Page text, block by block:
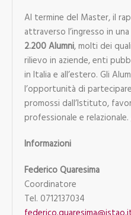
Al termine del Master, il
attraverso l’ingresso in
2.200 Alumni, molti dei
rilievo in aziende, enti
in Italia e all’estero. Gli
l’opportunità di
promossi dall’Istituto,
professionale e relazionale.
Informazioni
Federico Quaresima
Coordinatore
Tel. 0712137034